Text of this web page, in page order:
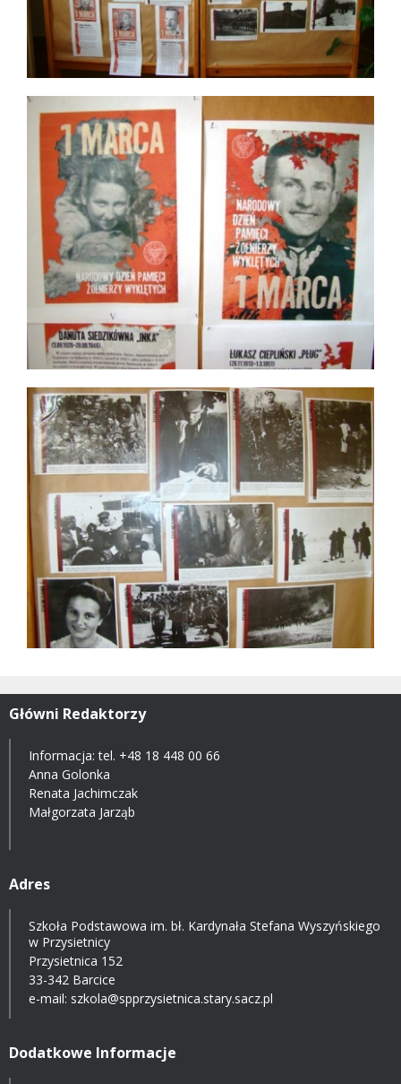
Główni Redaktorzy
Informacja: tel. +48 18 448 00 66
Anna Golonka
Renata Jachimczak
Małgorzata Jarząb
Adres
Szkoła Podstawowa im. bł. Kardynała Stefana Wyszyńskiego
w Przysietnicy
Przysietnica 152
33-342 Barcice
e-mail: szkola@spprzysietnica.stary.sacz.pl
Dodatkowe Informacje